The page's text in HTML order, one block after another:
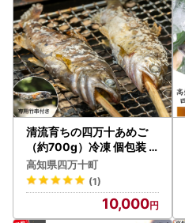
清流育ちの四万十あめご
（約700g）冷凍 個包装
竹串付き BBQ 川魚 あめご
／Eay-01
高知県四万十町
(1)
10,000